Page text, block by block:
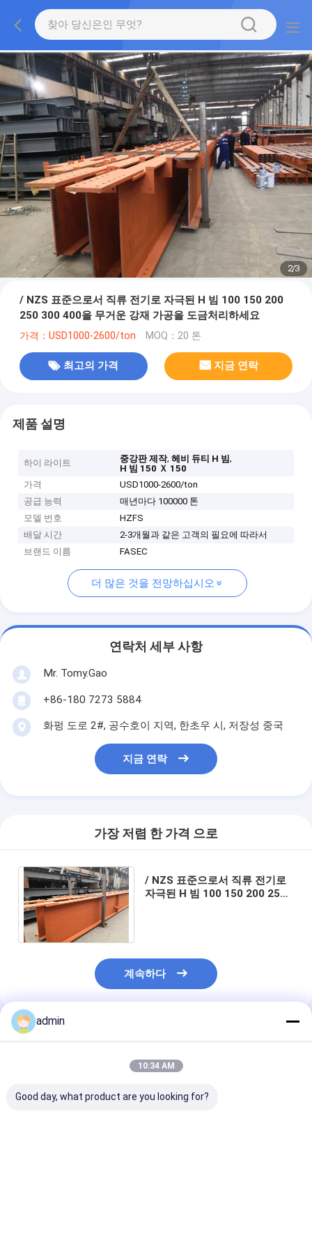
2/3
/ NZS 표준으로서 직류 전기로 자극된 H 빔 100 150 200
250 300 400을 무거운 강재 가공을 도금처리하세요
가격：USD1000-2600/ton MOQ：20 톤
최고의 가격 지금 연락
제품 설명
하이 라이트 중강판 제작,헤비 듀티 H 빔,
H 빔 150 Ｘ 150
가격
USD1000-2600/ton
공급 능력
매년마다 100000 톤
모델 번호
HZFS
배달 시간
2-3개월과 같은 고객의 필요에 따라서
브랜드 이름
FASEC
더 많은 것을 전망하십시오
연락처 세부 사항
Mr. Tomy.Gao
+86-180 7273 5884
화펑 도로 2#, 공수호이 지역, 한초우 시, 저장성 중국
지금 연락
가장 저렴 한 가격 으로
/ NZS 표준으로서 직류 전기로
자극된 H 빔 100 150 200 250
계속하다
추천된 제품
admin
10:34 AM
Good day, what product are you looking for?